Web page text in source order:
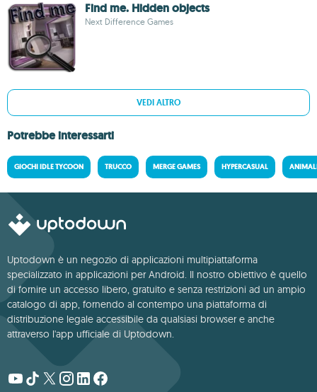
Find me. Hidden objects
Next Difference Games
VEDI ALTRO
Potrebbe interessarti
GIOCHI IDLE TYCOON TRUCCO MERGE GAMES HYPERCASUAL
Uptodown è un negozio di applicazioni multipiattaforma
specializzato in applicazioni per Android. Il nostro obiettivo è quello
di fornire un accesso libero, gratuito e senza restrizioni ad un ampio
catalogo di app, fornendo al contempo una piattaforma di
distribuzione legale accessibile da qualsiasi browser e anche
attraverso l'app ufficiale di Uptodown.